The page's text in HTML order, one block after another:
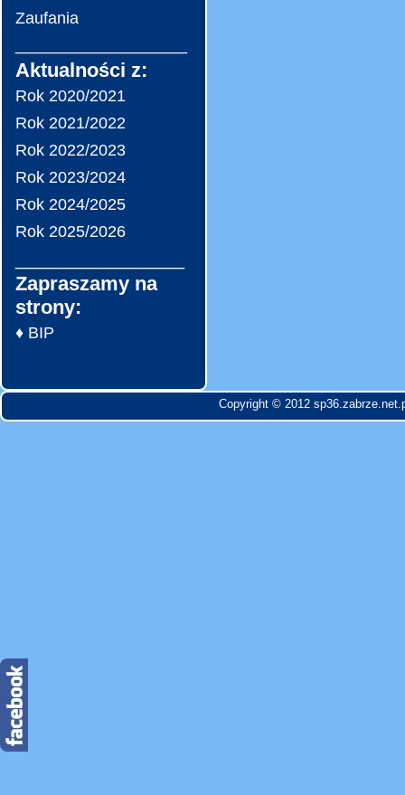
Zaufania
Aktualności z:
Rok 2020/2021
Rok 2021/2022
Rok 2022/2023
Rok 2023/2024
Rok 2024/2025
Rok 2025/2026
Zapraszamy na
strony:
♦ BIP
Copyright © 2012